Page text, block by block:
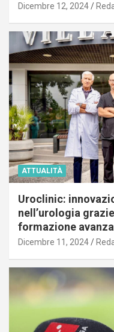
Dicembre 12, 2024
ATTUALITÀ
Uroclinic:
nell’urologia
formazione
Dicembre 11, 2024